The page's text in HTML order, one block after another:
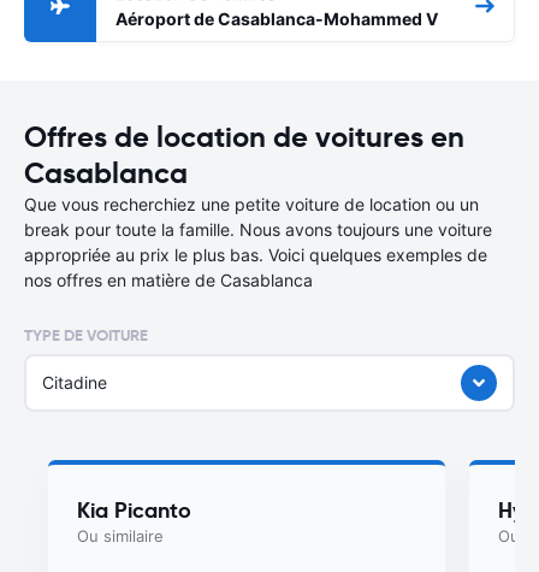
Aéroport de Casablanca-Mohammed V
Offres de location de voitures en
Casablanca
Que vous recherchiez une petite voiture de location ou un
break pour toute la famille. Nous avons toujours une voiture
appropriée au prix le plus bas. Voici quelques exemples de
nos offres en matière de Casablanca
TYPE DE VOITURE
Citadine
Kia Picanto
Ou similaire Ou